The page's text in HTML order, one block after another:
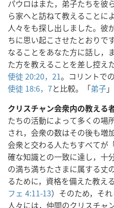
パウロはまた，弟子たちを彼
ら家へと訪ねて教えることに
人々をも探し出しました。彼
ちに思い起こさせたとおりで
なることをあなた方に話し，
た方を教えることを差し控
使徒 20:20，21。コリントで
使徒 18:6，7と比較。「弟子
クリスチャン会衆内の教える
たちの活動によって多くの場
され，会衆の数はその後も増
会衆と交わる人たちすべてが
確な知識との一致に達し，十
の満ち満ちたさまに属する丈
るために，資格を備えた教え
フェ 4:11-13）そのため，そ
人々には，仲間のクリスチャ